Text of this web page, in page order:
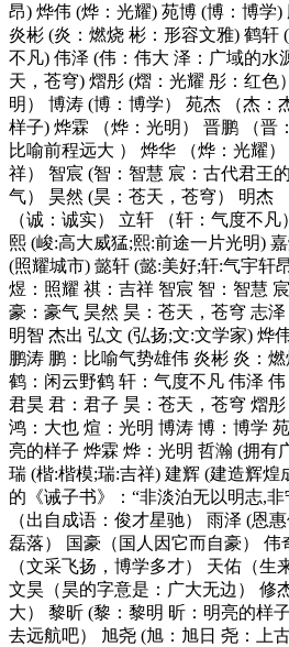
昂) 烨伟 (烨：光耀) 苑博 (博：博学
炎彬 (炎：燃烧 彬：形容文雅) 鹤轩
不凡) 伟泽 (伟：伟大 泽：广域的水
天，苍穹) 熠彤 (熠：光耀 彤：红色
明） 博涛 (博：博学） 苑杰 （杰：
样子) 烨霖 （烨：光明） 晋鹏 （晋
比喻前程远大 ） 烨华 （烨：光耀
祥） 智宸 (智：智慧 宸：古代君王
气） 昊然 (昊：苍天，苍穹） 明杰
（诚：诚实） 立轩 （轩：气度不
熙 (峻:高大威猛;熙:前途一片光明)
(照耀城市) 懿轩 (懿:美好;轩:气宇轩
煜：照耀 祺：吉祥 智宸 智：智慧
豪：豪气 昊然 昊：苍天，苍穹 志
明智 杰出 弘文 (弘扬;文:文学家) 烨
鹏涛 鹏：比喻气势雄伟 炎彬 炎：
鹤：闲云野鹤 轩：气度不凡 伟泽
君昊 君：君子 昊：苍天，苍穹 熠
鸿：大也 煊：光明 博涛 博：博学
亮的样子 烨霖 烨：光明 哲瀚 (拥有
瑞 (楷:楷模;瑞:吉祥) 建辉 (建造辉煌
的《诫子书》：“非淡泊无以明志,
（出自成语：俊才星驰） 雨泽 (恩
磊落） 国豪（国人因它而自豪） 伟
（文采飞扬，博学多才） 天佑（生
文昊（昊的字意是：广大无边） 修
大） 黎昕 (黎：黎明 昕：明亮的样
去远航吧） 旭尧 (旭：旭日 尧：上